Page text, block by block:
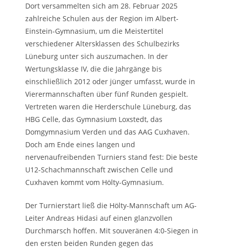
Dort versammelten sich am 28. Februar 2025
zahlreiche Schulen aus der Region im Albert-
Einstein-Gymnasium, um die Meistertitel
verschiedener Altersklassen des Schulbezirks
Lüneburg unter sich auszumachen. In der
Wertungsklasse IV, die die Jahrgänge bis
einschließlich 2012 oder jünger umfasst, wurde in
Vierermannschaften über fünf Runden gespielt.
Vertreten waren die Herderschule Lüneburg, das
HBG Celle, das Gymnasium Loxstedt, das
Domgymnasium Verden und das AAG Cuxhaven.
Doch am Ende eines langen und
nervenaufreibenden Turniers stand fest: Die beste
U12-Schachmannschaft zwischen Celle und
Cuxhaven kommt vom Hölty-Gymnasium.
Der Turnierstart ließ die Hölty-Mannschaft um AG-
Leiter Andreas Hidasi auf einen glanzvollen
Durchmarsch hoffen. Mit souveränen 4:0-Siegen in
den ersten beiden Runden gegen das